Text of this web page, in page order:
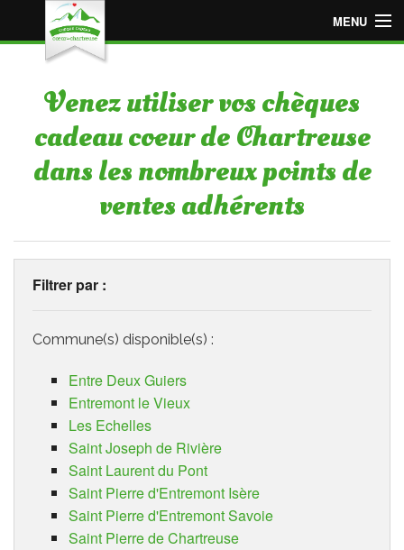
MENU
Accueil
Espace « Employeur »
Espace « Particulier »
Points de vente adhérents
Venez utiliser vos chèques
cadeau coeur de Chartreuse
dans les nombreux points de
ventes adhérents
Filtrer par :
Commune(s) disponible(s) :
Entre Deux Guiers
Entremont le Vieux
Les Echelles
Saint Joseph de Rivière
Saint Laurent du Pont
Saint Pierre d'Entremont Isère
Saint Pierre d'Entremont Savoie
Saint Pierre de Chartreuse